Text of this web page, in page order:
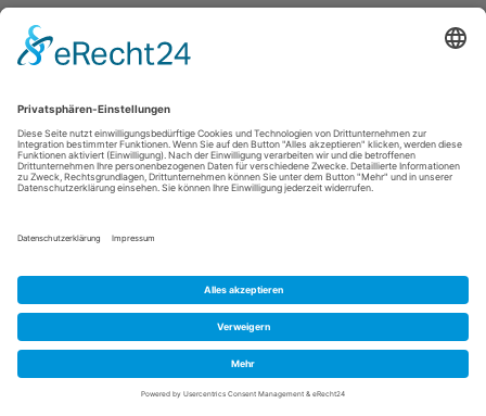
KATEGORIEN DER
WANDERSCHUHE UND
BERGSCHUHE
WIR BENÖTIGEN IHRE
ZUSTIMMUNG, UM DEN YOUTUBE
VIDEO-SERVICE ZU LADEN!